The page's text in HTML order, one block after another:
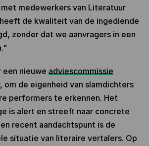
medewerkers van Literatuur
de kwaliteit van de ingediende
zonder dat we aanvragers in een
een nieuwe adviescommissie
, om de eigenheid van slamdichters
performers te erkennen. Het
is alert en streeft naar concrete
recent aandachtspunt is de
situatie van literaire vertalers. Op